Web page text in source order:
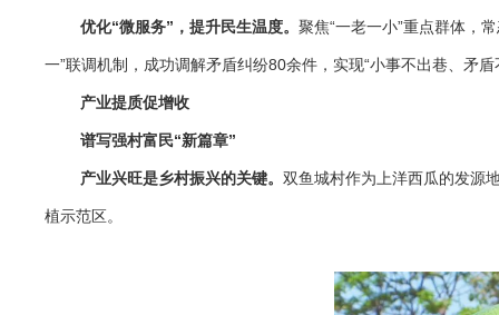
优化“微服务”，提升民生温度。 聚焦“一老一小”重点群体，
一”联调机制，成功调解矛盾纠纷80余件，实现“小事不出巷、矛
产业提质促增收
谱写强村富民“新篇章”
产业兴旺是乡村振兴的关键。 双鱼城村作为上洋西瓜的发源
植示范区。